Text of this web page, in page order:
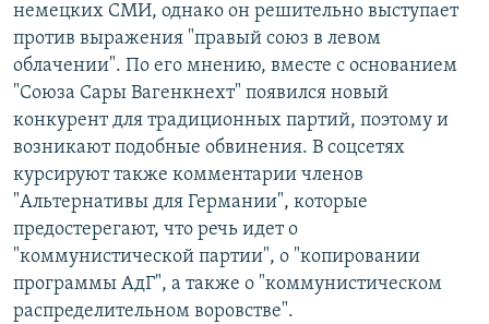
немецких СМИ, однако он решительно выступает
против выражения "правый союз в левом
облачении". По его мнению, вместе с основанием
"Союза Сары Вагенкнехт" появился новый
конкурент для традиционных партий, поэтому и
возникают подобные обвинения. В соцсетях
курсируют также комментарии членов
"Альтернативы для Германии", которые
предостерегают, что речь идет о
"коммунистической партии", о "копировании
программы АдГ", а также о "коммунистическом
распределительном воровстве".